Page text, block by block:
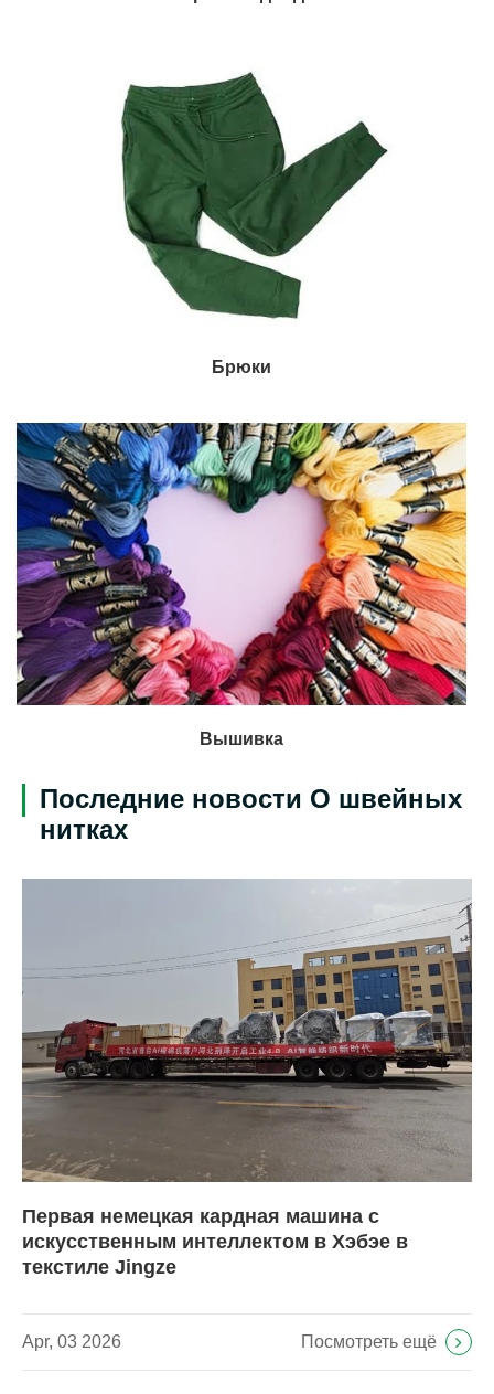
Брюки
Вышивка
Последние новости О швейных
нитках
Первая немецкая кардная машина с
искусственным интеллектом в Хэбэе в
текстиле Jingze
Apr, 03 2026 Посмотреть ещё